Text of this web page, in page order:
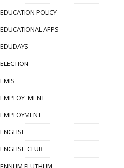
EDUCATION POLICY
EDUCATIONAL APPS
EDUDAYS
ELECTION
EMIS
EMPLOYEMENT
EMPLOYMENT
ENGLISH
ENGLISH CLUB
ENNUM ELUTHUM